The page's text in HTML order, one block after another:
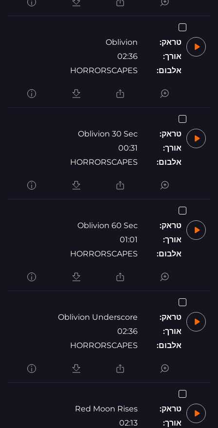
טראק:
Oblivion
אורך:
02:36
אלבום:
HORRORSCAPES
טראק:
Oblivion 30 Sec
אורך:
00:31
אלבום:
HORRORSCAPES
טראק:
Oblivion 60 Sec
אורך:
01:01
אלבום:
HORRORSCAPES
טראק:
Oblivion Underscore
אורך:
02:36
אלבום:
HORRORSCAPES
טראק:
Red Moon Rises
אורך:
02:13